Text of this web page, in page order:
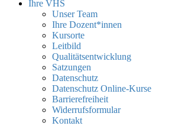
Ihre VHS
Unser Team
Ihre Dozent*innen
Kursorte
Leitbild
Qualitätsentwicklung
Satzungen
Datenschutz
Datenschutz Online-Kurse
Barrierefreiheit
Widerrufsformular
Kontakt